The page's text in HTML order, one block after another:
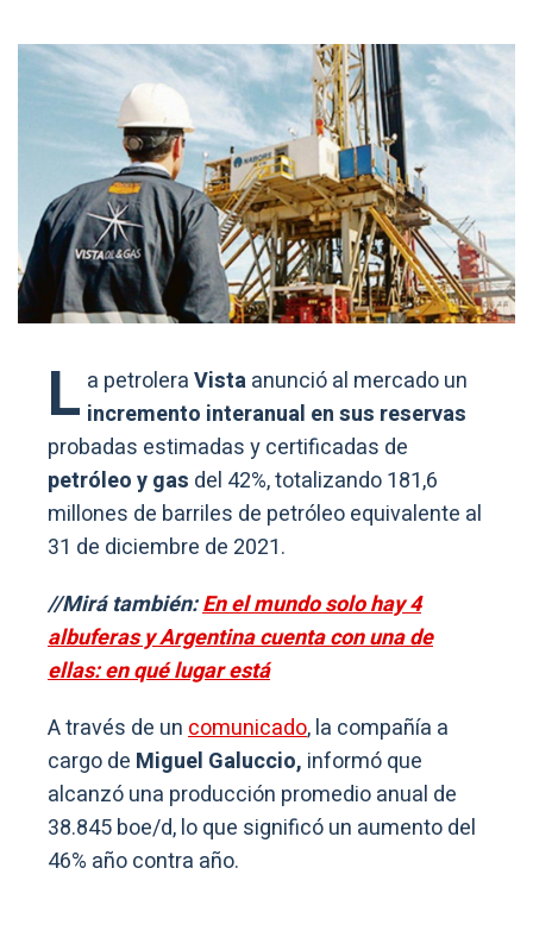
L a petroleraVistaanunció al mercado un
incremento interanual en sus reservas
probadas estimadas y certificadas de
petróleo y gas del 42%, totalizando 181,6
millones de barriles de petróleo equivalente al
31 de diciembre de 2021.
//Mirá también:En el mundo solo hay 4
albuferas y Argentina cuenta con una de
ellas: en qué lugar está
A través de uncomunicado, la compañía a
cargo de Miguel Galuccio, informó que
alcanzó una producción promedio anual de
38.845 boe/d, lo que significó un aumento del
46% año contra año.